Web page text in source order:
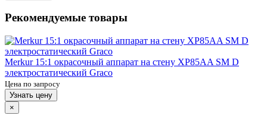
Рекомендуемые товары
Merkur 15:1 окрасочный аппарат на стену XP85AA SM D
электростатический Graco
Цена по запросу
Узнать цену
×